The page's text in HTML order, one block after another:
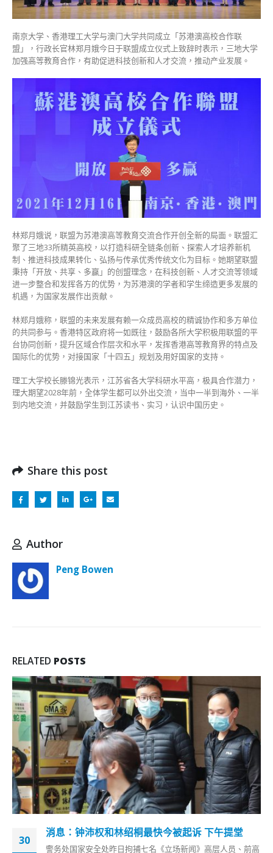
强
创
科
合
作
聚
人
才
遇〉
中
南京大学、香港理工大学与澳门大学共同成立「苏港澳高校合作联
盟」，行政长官林郑月娥今日于联盟成立仪式上致辞时表示，三地大学
加强高等教育合作，有助促进科技创新和人才交流，推动产业发展。
林郑月娥说，联盟为苏港澳高等教育交流合作开创全新的局面。联盟汇
聚了三地33所精英高校，以打造科研全链条创新、探索人才培养新机
制、推进科技成果转化、弘扬与传承优秀传统文化为目标。她期望联盟
秉持「开放、共享、多赢」的创盟理念，在科技创新、人才交流等领域
进一步整合和发挥各方的优势，为苏港澳的学者和学生缔造更多发展的
机遇，为国家发展作出贡献。
林郑月娥称，联盟的未来发展有赖一众成员高校的精诚协作和多方单位
的共同参与。香港特区政府将一如既往，鼓励各所大学积极用联盟的平
台协同创新，提升区域合作层次和水平，发挥香港高等教育界的特点及
国际化的优势，对接国家「十四五」规划及用好国家的支持。
理工大学校长滕锦光表示，江苏省各大学科研水平高，极具合作潜力，
理大期望2028年前，全体学生都可以外出交流，当中一半到海外、一半
到内地交流，并鼓励学生到江苏读书、实习，认识中国历史。
Share this post
Author
Peng Bowen
RELATED POSTS
16
香港今起入酒吧需快测阴性图 食环署：勿即场测
香港新冠肺炎疫情近日有反扑之势，酒吧不断出现爆疫群